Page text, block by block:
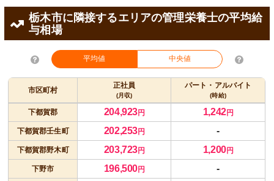
栃木市に隣接するエリアの管理栄養士の平均給
与相場
平均値 中央値
市区町村
正社員
(月収)
パート・アルバイト
(時給)
下都賀郡 204,923円 1,242円
下都賀郡壬生町 202,253円 -
下都賀郡野木町 203,723円 1,200円
下野市 196,500円 -